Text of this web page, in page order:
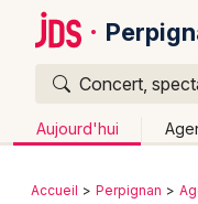
Concert,
Aujourd'hui
Publier un
Retour
Accueil Perpignan
Quoi ?
Où ?